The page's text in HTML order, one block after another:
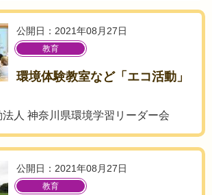
公開日：2021年08月27日
教育
環境体験教室など「エコ活動」
人 神奈川県環境学習リーダー会
公開日：2021年08月27日
教育